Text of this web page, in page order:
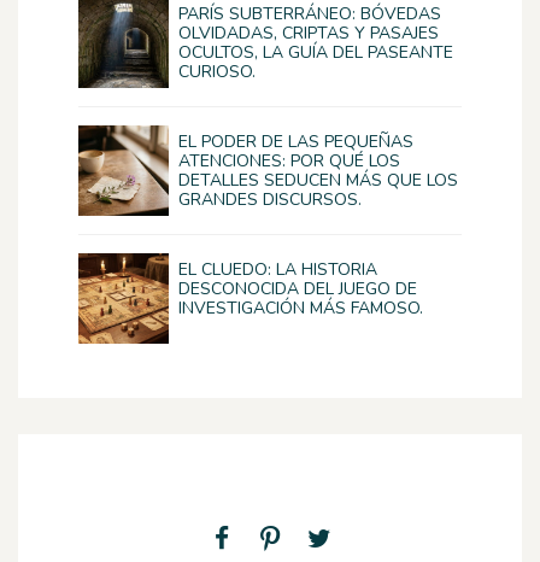
PARÍS SUBTERRÁNEO: BÓVEDAS
OLVIDADAS, CRIPTAS Y PASAJES
OCULTOS, LA GUÍA DEL PASEANTE
CURIOSO.
EL PODER DE LAS PEQUEÑAS
ATENCIONES: POR QUÉ LOS
DETALLES SEDUCEN MÁS QUE LOS
GRANDES DISCURSOS.
EL CLUEDO: LA HISTORIA
DESCONOCIDA DEL JUEGO DE
INVESTIGACIÓN MÁS FAMOSO.